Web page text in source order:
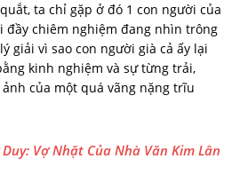
ta chỉ gặp ở đó 1 con người của
đầy chiêm nghiệm đang nhìn trông
giải vì sao con người già cả ấy lại
kinh nghiệm và sự từng trải,
của một quá vãng nặng trĩu
Vợ Nhặt Của Nhà Văn Kim Lân